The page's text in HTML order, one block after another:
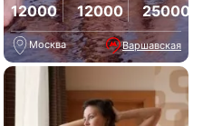
12000 12000 25000
Москва Варшавская